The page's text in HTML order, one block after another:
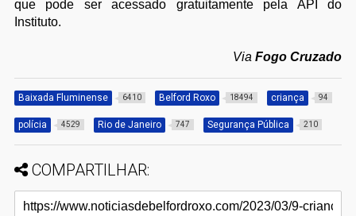
que pode ser acessado gratuitamente pela API do
Instituto.
ViaFogo Cruzado
Baixada Fluminense 6410 Belford Roxo 18494 criança 94
polícia 4529 Rio de Janeiro 747 Segurança Pública 210
COMPARTILHAR: